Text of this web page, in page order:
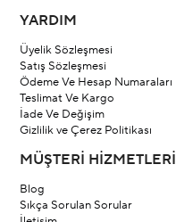
YARDIM
Üyelik Sözleşmesi
Satış Sözleşmesi
Ödeme Ve Hesap Numaraları
Teslimat Ve Kargo
İade Ve Değişim
Gizlilik ve Çerez Politikası
MÜŞTERİ HİZMETLERİ
Blog
Sıkça Sorulan Sorular